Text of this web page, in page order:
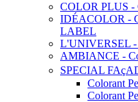
COLOR PLUS -
IDÉACOLOR -
LABEL
L'UNIVERSEL -
AMBIANCE -
SPECIAL
Colorant
Colorant